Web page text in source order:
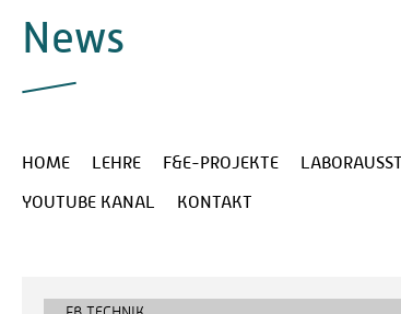
News
HOME LEHRE F&E-PROJEKTE
YOUTUBE KANAL
KONTAKT